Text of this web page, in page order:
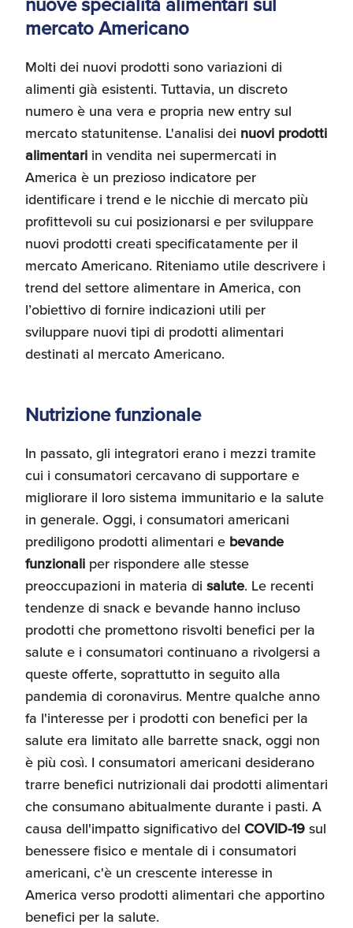
Media
aziende italiane
assistite da ExportUSA
Branding e
Internazionalizzazione
e Accesso al Mercato
Apertura Ristoranti
negli Stati Uniti
Ricerche di Mercato
e Licenze
Gestione Risorse
Umane
mercato Americano
Molti dei nuovi prodotti sono variazioni di
alimenti già esistenti. Tuttavia, un discreto
numero è una vera e propria new entry sul
mercato statunitense. L'analisi dei nuovi prodotti
alimentari in vendita nei supermercati in
America è un prezioso indicatore per
identificare i trend e le nicchie di mercato più
profittevoli su cui posizionarsi e per sviluppare
nuovi prodotti creati specificatamente per il
mercato Americano. Riteniamo utile descrivere i
trend del settore alimentare in America, con
l’obiettivo di fornire indicazioni utili per
sviluppare nuovi tipi di prodotti alimentari
destinati al mercato Americano.
Nutrizione funzionale
In passato, gli integratori erano i mezzi tramite
cui i consumatori cercavano di supportare e
migliorare il loro sistema immunitario e la salute
in generale. Oggi, i consumatori americani
prediligono prodotti alimentari e bevande
funzionali per rispondere alle stesse
preoccupazioni in materia di salute. Le recenti
tendenze di snack e bevande hanno incluso
prodotti che promettono risvolti benefici per la
salute e i consumatori continuano a rivolgersi a
queste offerte, soprattutto in seguito alla
pandemia di coronavirus. Mentre qualche anno
fa l'interesse per i prodotti con benefici per la
salute era limitato alle barrette snack, oggi non
è più così. I consumatori americani desiderano
trarre benefici nutrizionali dai prodotti alimentari
che consumano abitualmente durante i pasti. A
causa dell'impatto significativo del COVID-19sul
benessere fisico e mentale di i consumatori
americani, c'è un crescente interesse in
America verso prodotti alimentari che apportino
benefici per la salute.